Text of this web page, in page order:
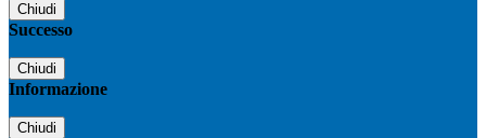
Chiudi
Successo
Chiudi
Informazione
Chiudi